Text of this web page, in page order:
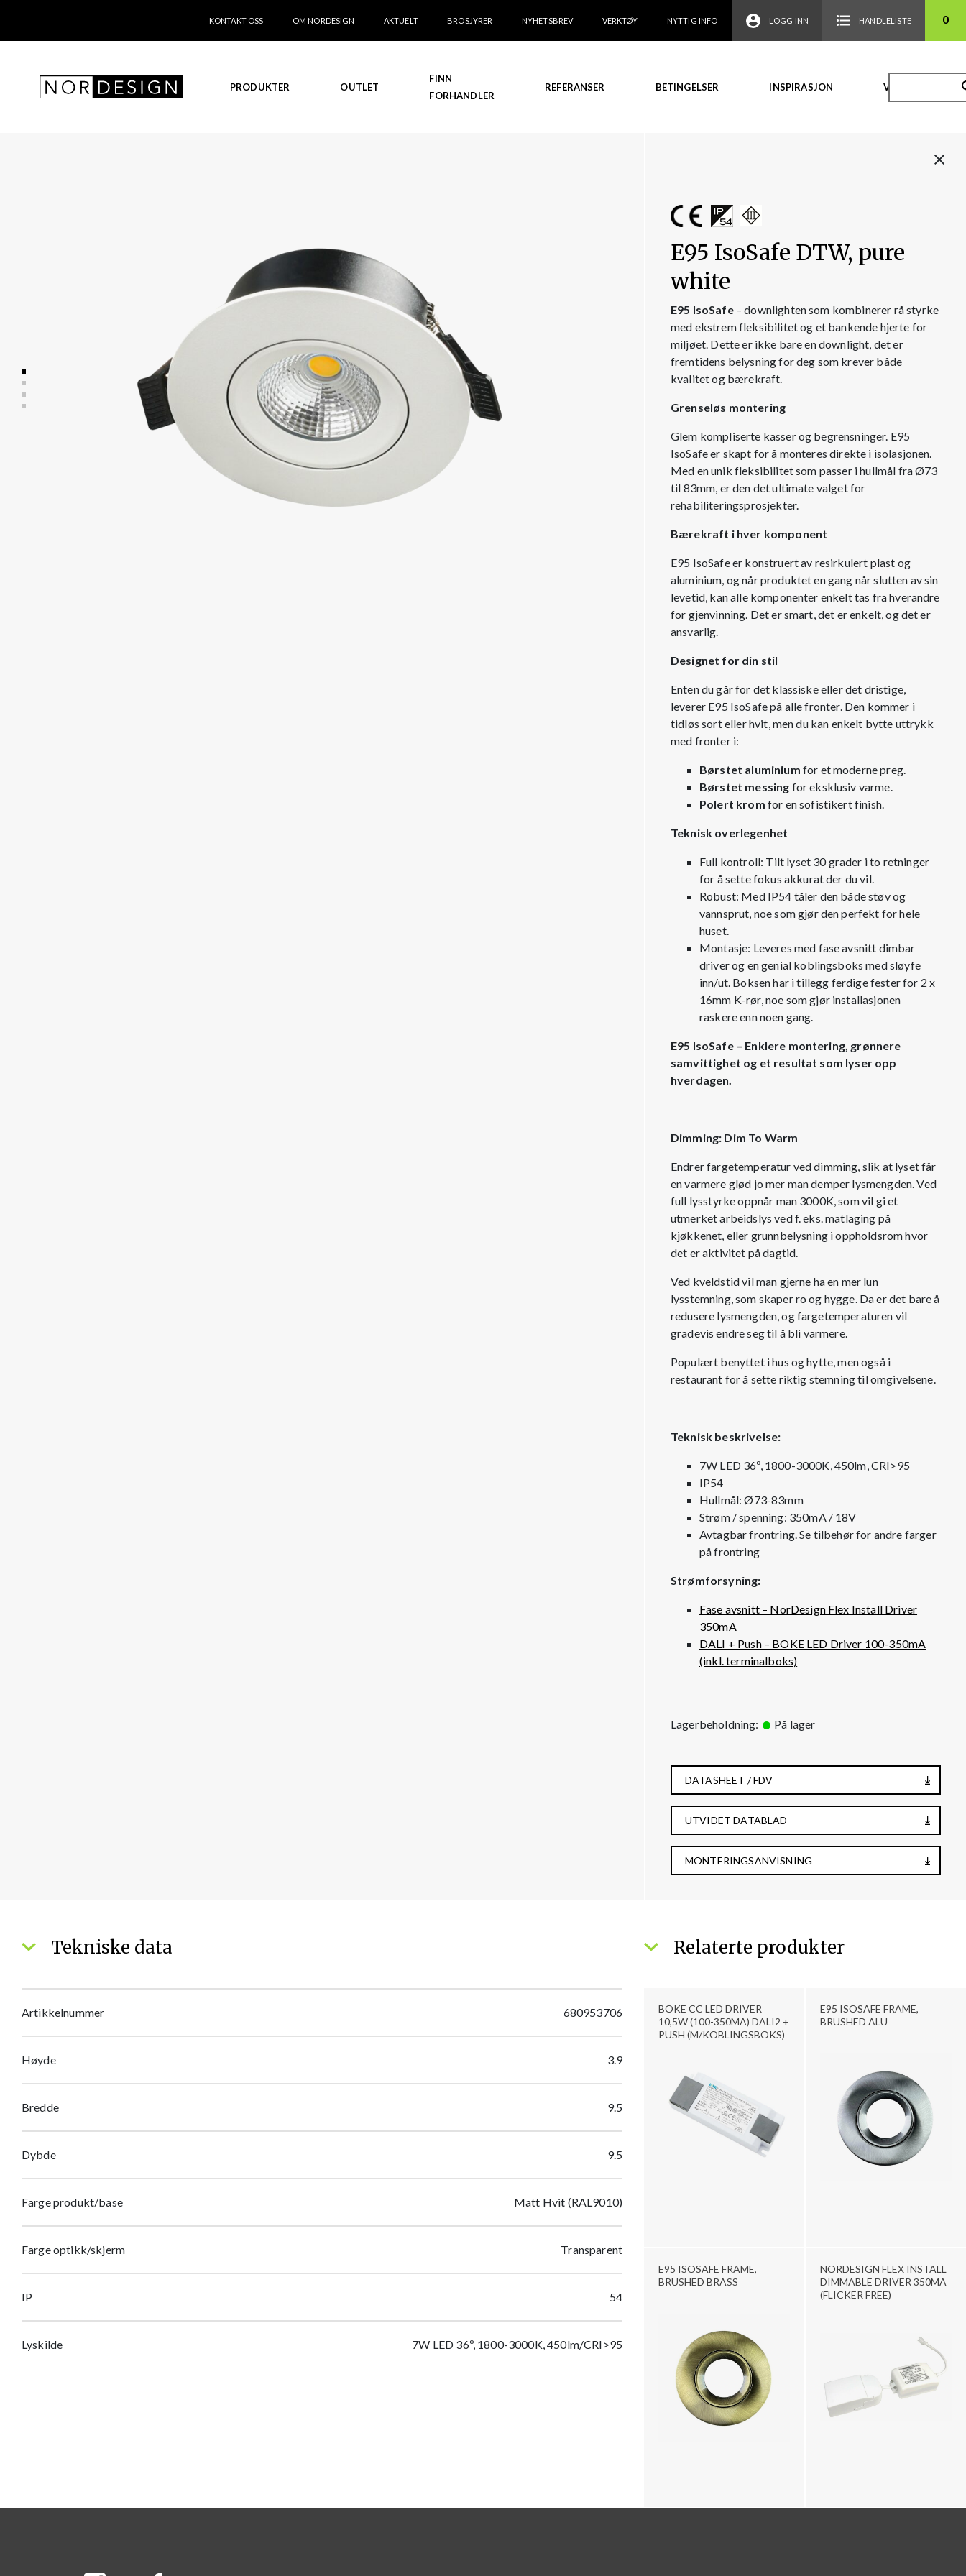
KONTAKT OSS OM NORDESIGN AKTUELT BROSJYRER NYHETSBREV VERKTØY NYTTIG INFO LOGG INN HANDLELISTE 0
PRODUKTER OUTLET
FINN
FORHANDLER
REFERANSER BETINGELSER INSPIRASJON VIDEO
E95 IsoSafe DTW, pure
white
E95 IsoSafe– downlighten som kombinerer rå styrke
med ekstrem fleksibilitet og et bankende hjerte for
miljøet. Dette er ikke bare en downlight, det er
fremtidens belysning for deg som krever både
kvalitet og bærekraft.
Grenseløs montering
Glem kompliserte kasser og begrensninger. E95
IsoSafe er skapt for å monteres direkte i isolasjonen.
Med en unik fleksibilitet som passer i hullmål fra Ø73
til 83mm, er den det ultimate valget for
rehabiliteringsprosjekter.
Bærekraft i hver komponent
E95 IsoSafe er konstruert av resirkulert plast og
aluminium, og når produktet en gang når slutten av sin
levetid, kan alle komponenter enkelt tas fra hverandre
for gjenvinning. Det er smart, det er enkelt, og det er
ansvarlig.
Designet for din stil
Enten du går for det klassiske eller det dristige,
leverer E95 IsoSafe på alle fronter. Den kommer i
tidløs sort eller hvit, men du kan enkelt bytte uttrykk
med fronter i:
Børstet aluminium for et moderne preg.
Børstet messing for eksklusiv varme.
Polert krom for en sofistikert finish.
Teknisk overlegenhet
Full kontroll: Tilt lyset 30 grader i to retninger
for å sette fokus akkurat der du vil.
Robust: Med IP54 tåler den både støv og
vannsprut, noe som gjør den perfekt for hele
huset.
Montasje: Leveres med fase avsnitt dimbar
driver og en genial koblingsboks med sløyfe
inn/ut. Boksen har i tillegg ferdige fester for 2 x
16mm K-rør, noe som gjør installasjonen
raskere enn noen gang.
E95 IsoSafe – Enklere montering, grønnere
samvittighet og et resultat som lyser opp
hverdagen.
Dimming: Dim To Warm
Endrer fargetemperatur ved dimming, slik at lyset får
en varmere glød jo mer man demper lysmengden. Ved
full lysstyrke oppnår man 3000K, som vil gi et
utmerket arbeidslys ved f. eks. matlaging på
kjøkkenet, eller grunnbelysning i oppholdsrom hvor
det er aktivitet på dagtid.
Ved kveldstid vil man gjerne ha en mer lun
lysstemning, som skaper ro og hygge. Da er det bare å
redusere lysmengden, og fargetemperaturen vil
gradevis endre seg til å bli varmere.
Populært benyttet i hus og hytte, men også i
restaurant for å sette riktig stemning til omgivelsene.
Teknisk beskrivelse:
7W LED 36º, 1800-3000K, 450lm, CRI>95
IP54
Hullmål: Ø73-83mm
Strøm / spenning: 350mA / 18V
Avtagbar frontring. Se tilbehør for andre farger
på frontring
Strømforsyning:
Fase avsnitt – NorDesign Flex Install Driver
350mA
DALI + Push – BOKE LED Driver 100-350mA
(inkl. terminalboks)
Lagerbeholdning: På lager
DATASHEET / FDV
UTVIDET DATABLAD
MONTERINGSANVISNING
Tekniske data
Artikkelnummer 680953706
Høyde 3.9
Bredde 9.5
Dybde 9.5
Farge produkt/base Matt Hvit (RAL9010)
Farge optikk/skjerm Transparent
IP 54
Lyskilde 7W LED 36º, 1800-3000K, 450lm/CRI>95
Relaterte produkter
BOKE CC LED DRIVER
10,5W (100-350MA) DALI2 +
PUSH (M/KOBLINGSBOKS)
E95 ISOSAFE FRAME,
BRUSHED ALU
E95 ISOSAFE FRAME,
BRUSHED BRASS
NORDESIGN FLEX INSTALL
DIMMABLE DRIVER 350MA
(FLICKER FREE)